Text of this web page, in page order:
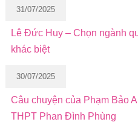
31/07/2025
Lê Đức Huy – Chọn ngành
khác biệt
30/07/2025
Câu chuyện của Phạm Bảo
THPT Phan Đình Phùng